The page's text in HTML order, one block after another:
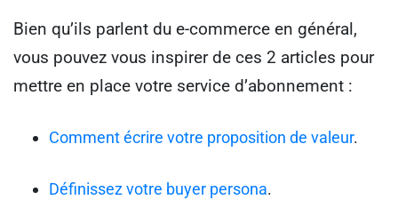
Bien qu’ils parlent du e-commerce en général,
vous pouvez vous inspirer de ces 2 articles pour
mettre en place votre service d’abonnement :
Comment écrire votre proposition de valeur.
Définissez votre buyer persona.